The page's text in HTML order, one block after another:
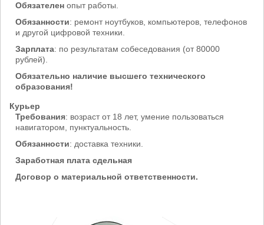
Обязателен опыт работы.
Обязанности: ремонт ноутбуков, компьютеров, телефонов
и другой цифровой техники.
Зарплата: по результатам собеседования (от 80000
рублей).
Обязательно наличие высшего технического
образования!
Курьер
Требования: возраст от 18 лет, умение пользоваться
навигатором, пунктуальность.
Обязанности: доставка техники.
Заработная плата сдельная
Договор о материальной ответственности.